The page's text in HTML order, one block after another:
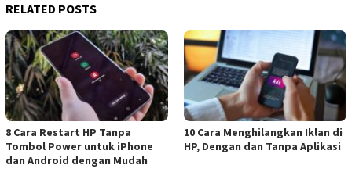
RELATED POSTS
8 Cara Restart HP Tanpa
Tombol Power untuk iPhone
dan Android dengan Mudah
10 Cara Menghilangkan Iklan di
HP, Dengan dan Tanpa Aplikasi